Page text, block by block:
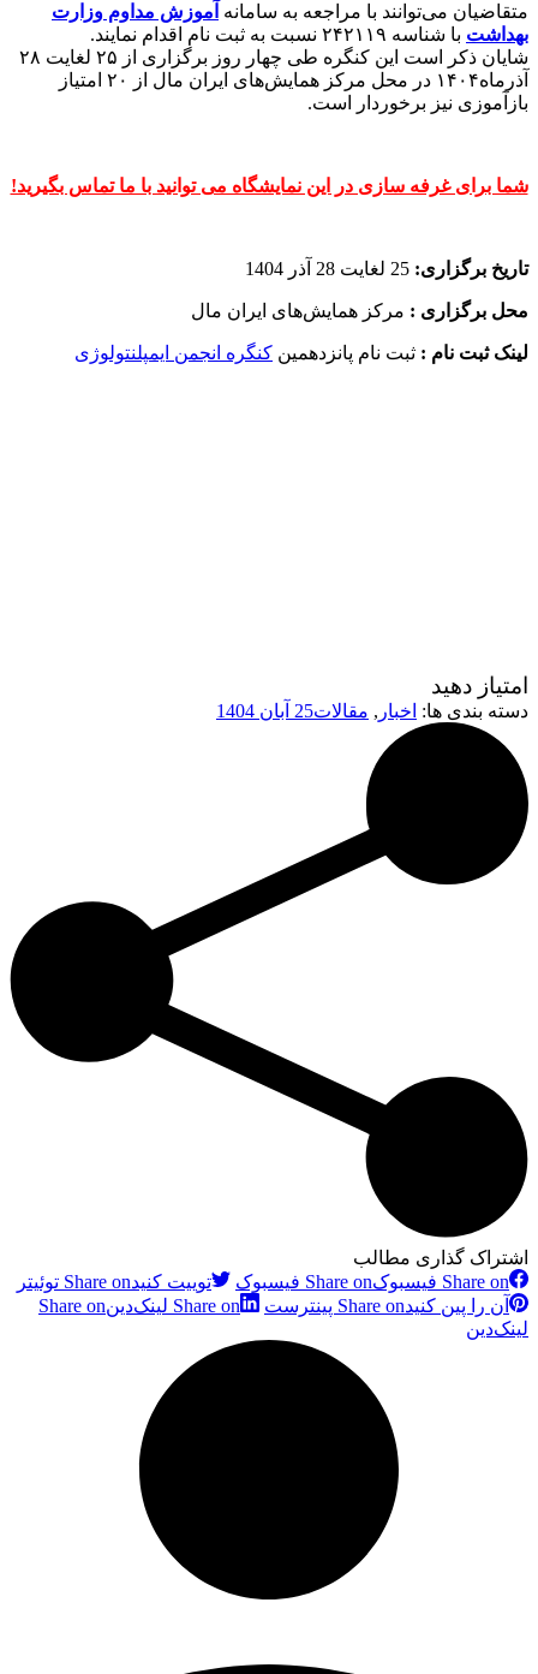
متقاضیان می‌توانند با مراجعه به سامانه آموزش مداوم وزارت
بهداشت با شناسه ۲۴۲۱۱۹ نسبت به ثبت نام اقدام نمایند.
شایان ذکر است این کنگره طی چهار روز برگزاری از ۲۵ لغایت ۲۸
آذرماه۱۴۰۴ در محل مرکز همایش‌های ایران مال از ۲۰ امتیاز
بازآموزی نیز برخوردار است.
شما برای غرفه سازی در این نمایشگاه می توانید با ما تماس بگیرید!
تاریخ برگزاری:
محل برگزاری : مرکز همایش‌های ایران مال
لینک ثبت نام : ثبت نام پانزدهمین کنگره انجمن ایمپلنتولوژی
امتیاز دهید
دسته بندی ها: اخبار , مقالات25 آبان 1404
اشتراک گذاری مطالب
Share on فیسبوک
Share on فیسبوک توییت کنیدShare on توئیتر
آن را پین کنیدShare on پینترست Share on لینک‌دین
Share on
لینک‌دین